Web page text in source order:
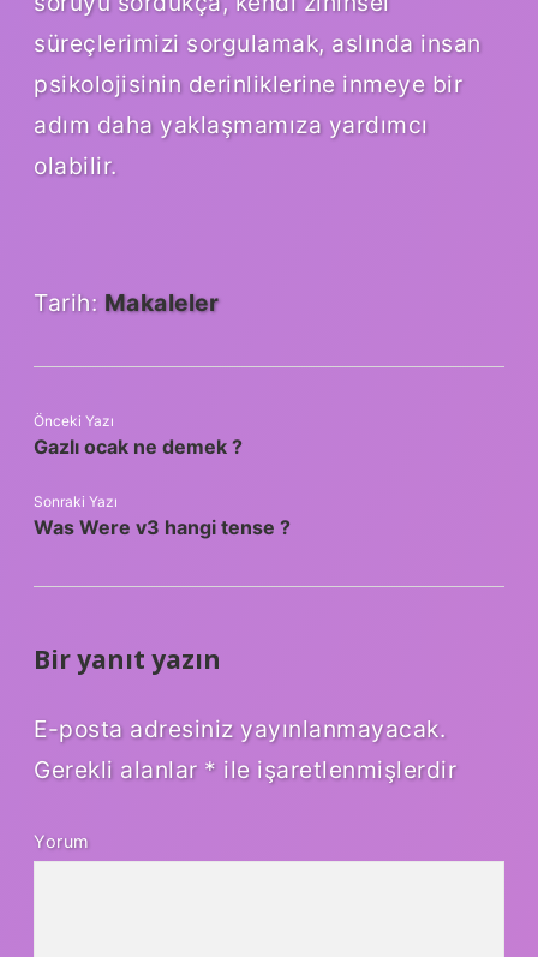
süreçlerimizi sorgulamak, aslında insan
psikolojisinin derinliklerine inmeye bir
adım daha yaklaşmamıza yardımcı
olabilir.
Tarih: Makaleler
Önceki Yazı
Gazlı ocak ne demek ?
Sonraki Yazı
Was Were v3 hangi tense ?
Bir yanıt yazın
E-posta adresiniz yayınlanmayacak.
Gerekli alanlar * ile işaretlenmişlerdir
Yorum